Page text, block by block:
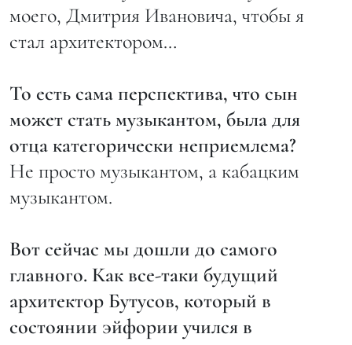
моего, Дмитрия Ивановича, чтобы я
стал архитектором…
То есть сама перспектива, что сын
может стать музыкантом, была для
отца категорически неприемлема?
Не просто музыкантом, а кабацким
музыкантом.
Вот сейчас мы дошли до самого
главного. Как все-таки будущий
архитектор Бутусов, который в
состоянии эйфории учился в